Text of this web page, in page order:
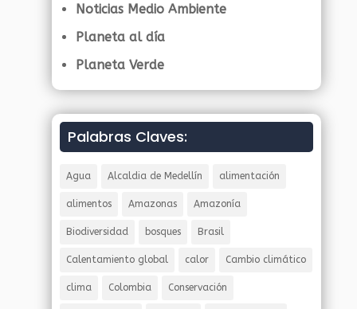
Noticias Medio Ambiente
Planeta al día
Planeta Verde
Palabras Claves:
Agua Alcaldia de Medellín alimentación
alimentos Amazonas Amazonía
Biodiversidad bosques Brasil
Calentamiento global calor Cambio climático
clima Colombia Conservación